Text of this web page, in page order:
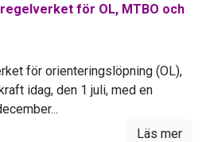
för OL, MTBO och
för orienteringslöpning (OL),
idag, den 1 juli, med en
Läs mer